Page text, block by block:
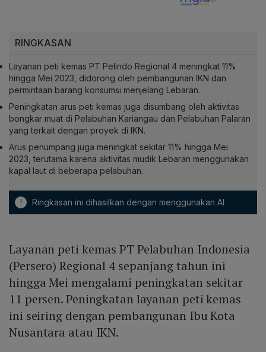
RINGKASAN
Layanan peti kemas PT Pelindo Regional 4 meningkat 11%
hingga Mei 2023, didorong oleh pembangunan IKN dan
permintaan barang konsumsi menjelang Lebaran.
Peningkatan arus peti kemas juga disumbang oleh aktivitas
bongkar muat di Pelabuhan Kariangau dan Pelabuhan Palaran
yang terkait dengan proyek di IKN.
Arus penumpang juga meningkat sekitar 11% hingga Mei
2023, terutama karena aktivitas mudik Lebaran menggunakan
kapal laut di beberapa pelabuhan.
! Ringkasan ini dihasilkan dengan menggunakan AI
Layanan peti kemas PT Pelabuhan Indonesia
(Persero) Regional 4 sepanjang tahun ini
hingga Mei mengalami peningkatan sekitar
11 persen. Peningkatan layanan peti kemas
ini seiring dengan pembangunan Ibu Kota
Nusantara atau IKN.